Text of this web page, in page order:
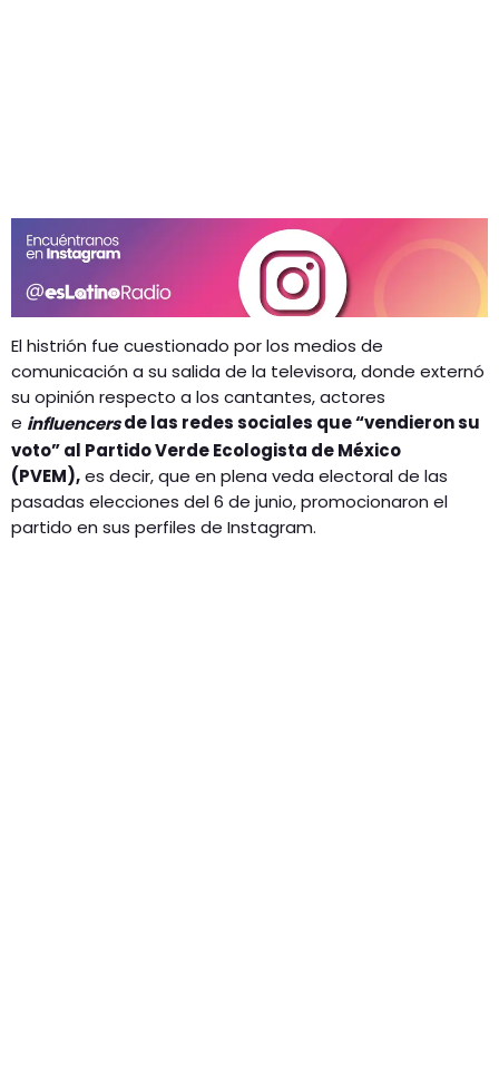
El histrión fue cuestionado por los medios de
comunicación a su salida de la televisora, donde externó
su opinión respecto a los cantantes, actores
e influencersde las redes sociales que “vendieron su
voto” al Partido Verde Ecologista de México
(PVEM),es decir, que en plena veda electoral de las
pasadas elecciones del 6 de junio, promocionaron el
partido en sus perfiles de Instagram.